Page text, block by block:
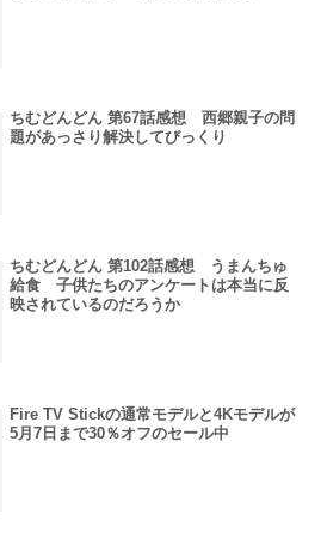
ちむどんどん 第67話感想 西郷親子の問
題があっさり解決してびっくり
ちむどんどん 第102話感想 うまんちゅ
給食 子供たちのアンケートは本当に反
映されているのだろうか
Fire TV Stickの通常モデルと4Kモデルが
5月7日まで30％オフのセール中